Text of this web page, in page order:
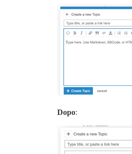
Dopo: